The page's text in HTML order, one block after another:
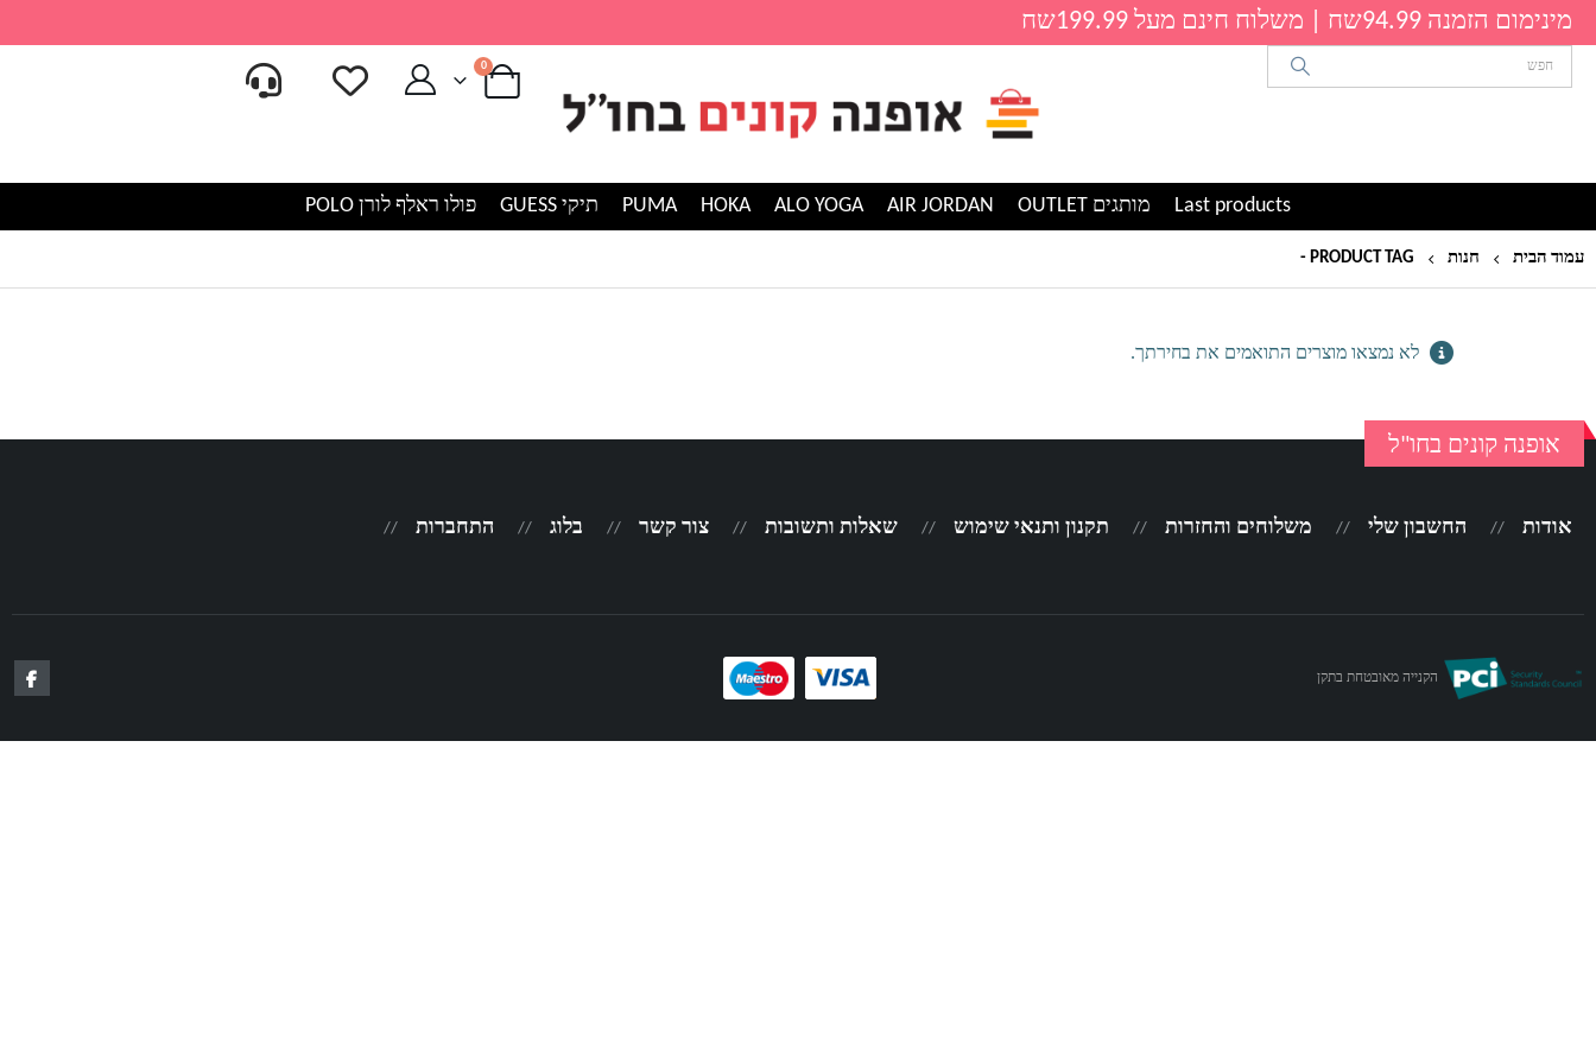
מינימום הזמנה 94.99שח | משלוח חינם מעל 199.99שח
0
Last products מותגים OUTLET AIR JORDAN
ALO YOGA
HOKA
PUMA תיקי GUESS פולו ראלף לורן POLO
עמוד הבית חנות PRODUCT TAG -
לא נמצאו מוצרים התואמים את בחירתך.
אופנה קונים בחו"ל
אודות החשבון שלי משלוחים והחזרות תקנון ותנאי שימוש שאלות ותשובות צור קשר בלוג התחברות
הקנייה מאובטחת בתקן